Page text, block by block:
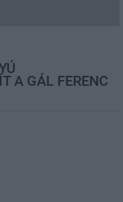
A GÁL FERENC